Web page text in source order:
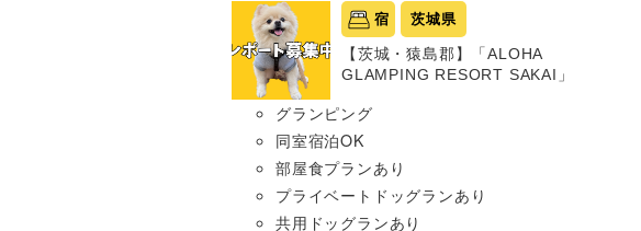
宿 茨城県
【茨城・猿島郡】「ALOHA
GLAMPING RESORT SAKAI」
グランピング
同室宿泊OK
部屋食プランあり
プライベートドッグランあり
共用ドッグランあり